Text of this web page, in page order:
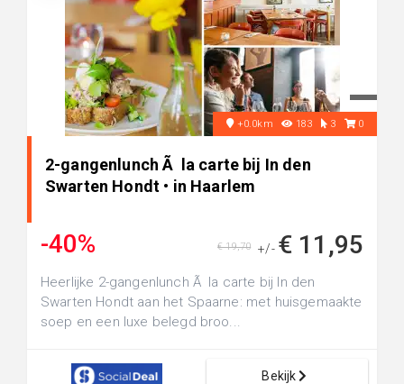
+0.0km 183 3 0
2-gangenlunch Ã la carte bij In den
Swarten Hondt • in Haarlem
-40% +/- € 11,95
€ 19,70
Heerlijke 2-gangenlunch Ã la carte bij In den
Swarten Hondt aan het Spaarne: met huisgemaakte
soep en een luxe belegd broo...
Bekijk